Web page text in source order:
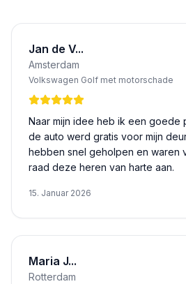
Jan de V...
Amsterdam
Volkswagen Golf met motorschade
Naar mijn idee heb ik een goede
de auto werd gratis voor mijn
hebben snel geholpen en waren
raad deze heren van harte aan.
15. Januar 2026
Maria J...
Rotterdam